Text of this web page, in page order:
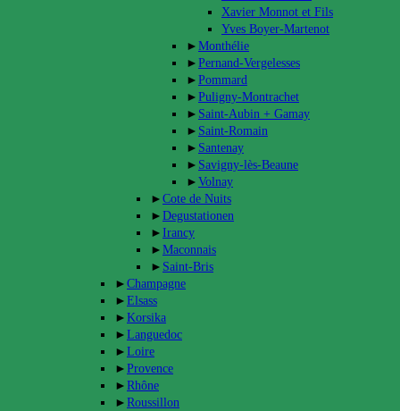
Xavier Monnot et Fils
Yves Boyer-Martenot
► Monthélie
► Pernand-Vergelesses
► Pommard
► Puligny-Montrachet
► Saint-Aubin + Gamay
► Saint-Romain
► Santenay
► Savigny-lès-Beaune
► Volnay
► Cote de Nuits
► Degustationen
► Irancy
► Maconnais
► Saint-Bris
► Champagne
► Elsass
► Korsika
► Languedoc
► Loire
► Provence
► Rhône
► Roussillon